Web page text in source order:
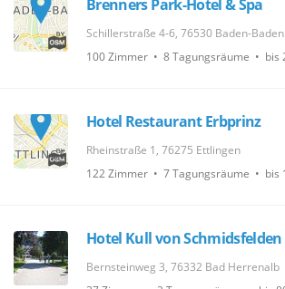
Brenners Park-Hotel & Spa
Schillerstraße 4-6, 76530 Baden-Baden
100 Zimmer • 8 Tagungsräume • bis
Hotel Restaurant Erbprinz
Rheinstraße 1, 76275 Ettlingen
122 Zimmer • 7 Tagungsräume • bis
Hotel Kull von Schmidsfelden
Bernsteinweg 3, 76332 Bad Herrenalb